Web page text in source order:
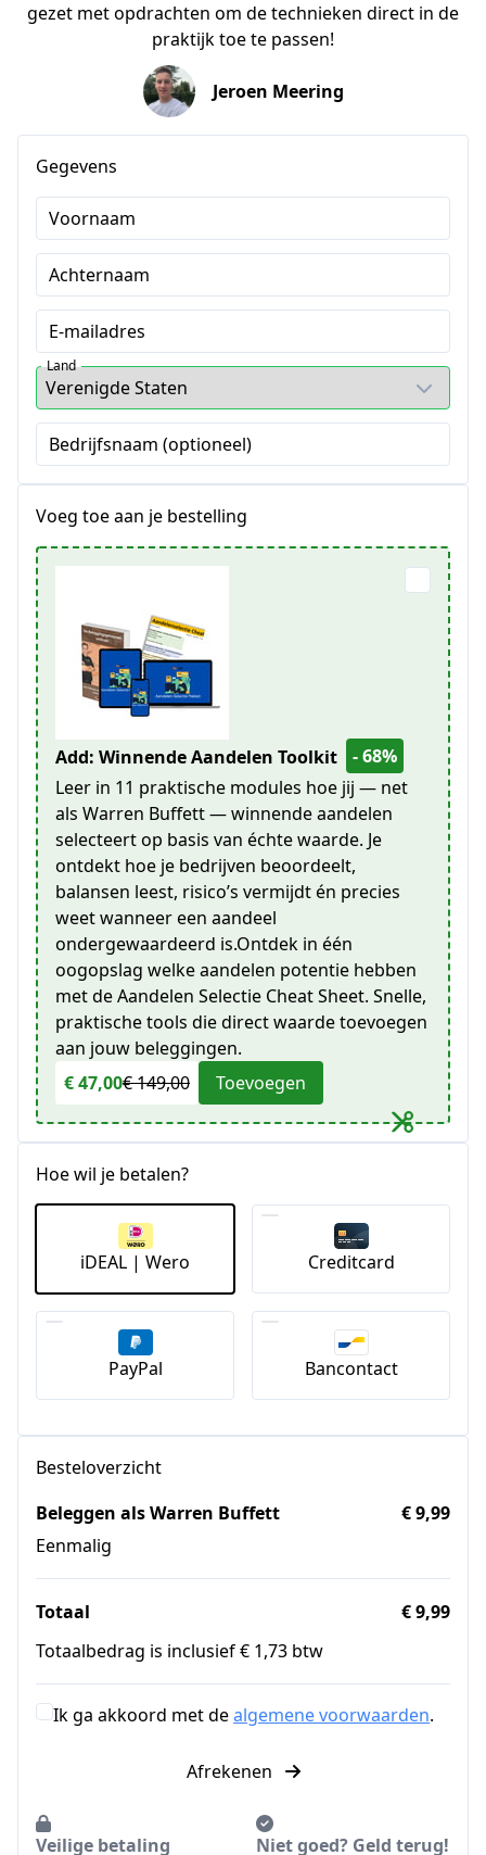
gezet met opdrachten om de technieken direct in de
praktijk toe te passen!
Jeroen Meering
Gegevens
Voornaam
Achternaam
E-mailadres
Land
Bedrijfsnaam (optioneel)
Voeg toe aan je bestelling
Add: Winnende Aandelen Toolkit
- 68%
Leer in 11 praktische modules hoe jij — net
als Warren Buffett — winnende aandelen
selecteert op basis van échte waarde. Je
ontdekt hoe je bedrijven beoordeelt,
balansen leest, risico’s vermijdt én precies
weet wanneer een aandeel
ondergewaardeerd is.Ontdek in één
oogopslag welke aandelen potentie hebben
met de Aandelen Selectie Cheat Sheet. Snelle,
praktische tools die direct waarde toevoegen
aan jouw beleggingen.
€ 47,00€ 149,00 Toevoegen
Hoe wil je betalen?
iDEAL | Wero Creditcard
PayPal Bancontact
Besteloverzicht
Beleggen als Warren Buffett
Eenmalig
€ 9,99
Totaal
€ 9,99
Totaalbedrag is inclusief € 1,73 btw
Ik ga akkoord met dealgemene voorwaarden.
Afrekenen
Veilige betaling Niet goed? Geld terug!